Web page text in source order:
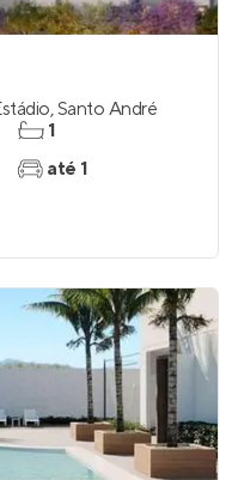
,Santo André
1
até 1